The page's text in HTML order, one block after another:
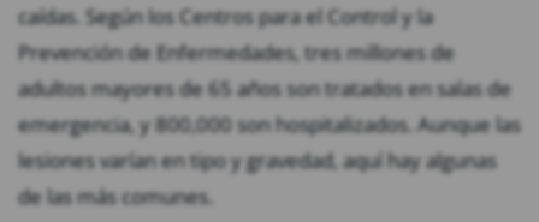
caídas. Según los Centros para el Control y la
Prevención de Enfermedades, tres millones de
adultos mayores de 65 años son tratados en salas de
emergencia, y 800,000 son hospitalizados. Aunque las
lesiones varían en tipo y gravedad, aquí hay algunas
de las más comunes.